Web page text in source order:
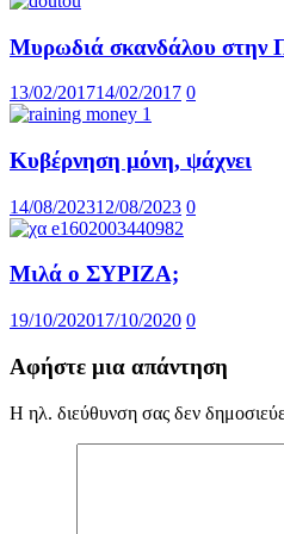
Μυρωδιά σκανδάλου στην
13/02/201714/02/2017 0
Κυβέρνηση μόνη, ψάχνει
14/08/202312/08/2023 0
Μιλά ο ΣΥΡΙΖΑ;
19/10/202017/10/2020 0
Αφήστε μια απάντηση
Η ηλ. διεύθυνση σας δεν